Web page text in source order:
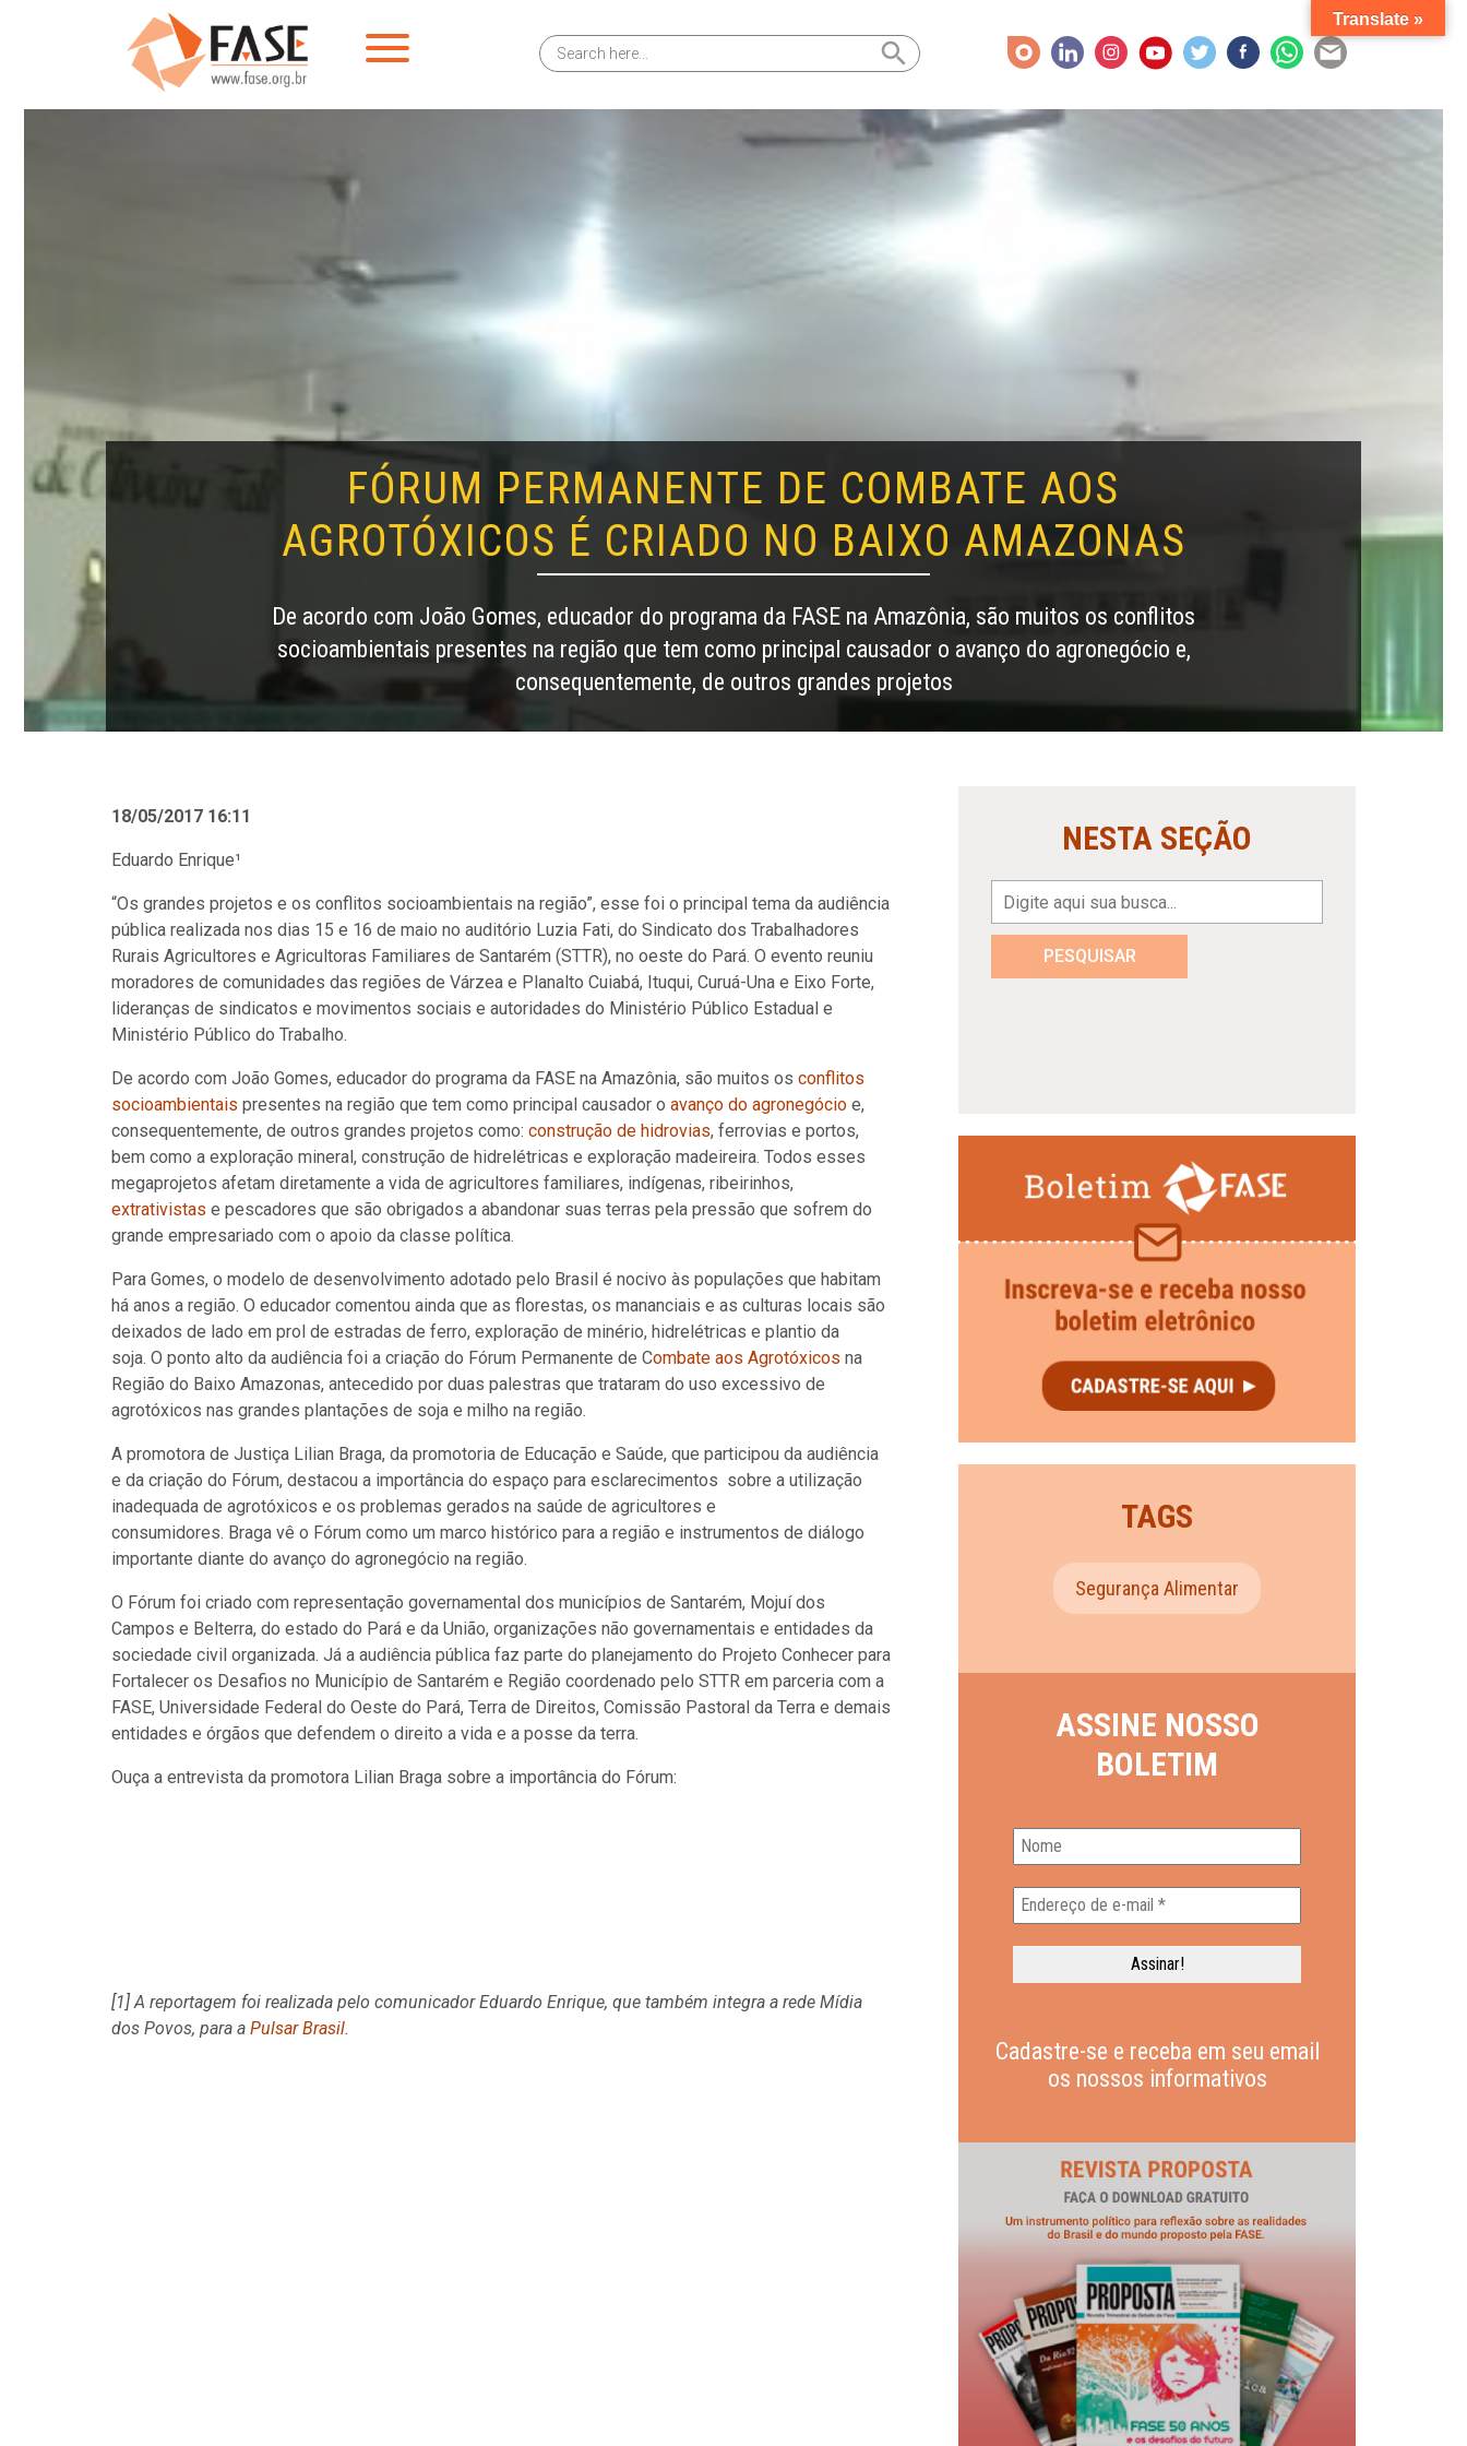
Search
for:
Search Button
FÓRUM PERMANENTE DE COMBATE AOS
AGROTÓXICOS É CRIADO NO BAIXO AMAZONAS
De acordo com João Gomes, educador do programa da FASE na Amazônia, são muitos os conflitos
socioambientais presentes na região que tem como principal causador o avanço do agronegócio e,
consequentemente, de outros grandes projetos
18/05/2017 16:11
Eduardo Enrique¹
“Os grandes projetos e os conflitos socioambientais na região”, esse foi o principal tema da audiência
pública realizada nos dias 15 e 16 de maio no auditório Luzia Fati, do Sindicato dos Trabalhadores
Rurais Agricultores e Agricultoras Familiares de Santarém (STTR), no oeste do Pará. O evento reuniu
moradores de comunidades das regiões de Várzea e Planalto Cuiabá, Ituqui, Curuá-Una e Eixo Forte,
lideranças de sindicatos e movimentos sociais e autoridades do Ministério Público Estadual e
Ministério Público do Trabalho.
De acordo com João Gomes, educador do programa da FASE na Amazônia, são muitos os conflitos
socioambientais presentes na região que tem como principal causador o avanço do agronegócio e,
consequentemente, de outros grandes projetos como: construção de hidrovias, ferrovias e portos,
bem como a exploração mineral, construção de hidrelétricas e exploração madeireira. Todos esses
megaprojetos afetam diretamente a vida de agricultores familiares, indígenas, ribeirinhos,
extrativistas e pescadores que são obrigados a abandonar suas terras pela pressão que sofrem do
grande empresariado com o apoio da classe política.
Para Gomes, o modelo de desenvolvimento adotado pelo Brasil é nocivo às populações que habitam
há anos a região. O educador comentou ainda que as florestas, os mananciais e as culturas locais são
deixados de lado em prol de estradas de ferro, exploração de minério, hidrelétricas e plantio da
soja. O ponto alto da audiência foi a criação do Fórum Permanente de Combate aos Agrotóxicos na
Região do Baixo Amazonas, antecedido por duas palestras que trataram do uso excessivo de
agrotóxicos nas grandes plantações de soja e milho na região.
A promotora de Justiça Lilian Braga, da promotoria de Educação e Saúde, que participou da audiência
e da criação do Fórum, destacou a importância do espaço para esclarecimentos sobre a utilização
inadequada de agrotóxicos e os problemas gerados na saúde de agricultores e
consumidores. Braga vê o Fórum como um marco histórico para a região e instrumentos de diálogo
importante diante do avanço do agronegócio na região.
O Fórum foi criado com representação governamental dos municípios de Santarém, Mojuí dos
Campos e Belterra, do estado do Pará e da União, organizações não governamentais e entidades da
sociedade civil organizada. Já a audiência pública faz parte do planejamento do Projeto Conhecer para
Fortalecer os Desafios no Município de Santarém e Região coordenado pelo STTR em parceria com a
FASE, Universidade Federal do Oeste do Pará, Terra de Direitos, Comissão Pastoral da Terra e demais
entidades e órgãos que defendem o direito a vida e a posse da terra.
Ouça a entrevista da promotora Lilian Braga sobre a importância do Fórum:
[1] A reportagem foi realizada pelo comunicador Eduardo Enrique, que também integra a rede Mídia
dos Povos, para a Pulsar Brasil.
NESTA SEÇÃO
PESQUISAR
TAGS
Segurança Alimentar
ASSINE NOSSO
BOLETIM
Cadastre-se e receba em seu email
os nossos informativos
Translate »